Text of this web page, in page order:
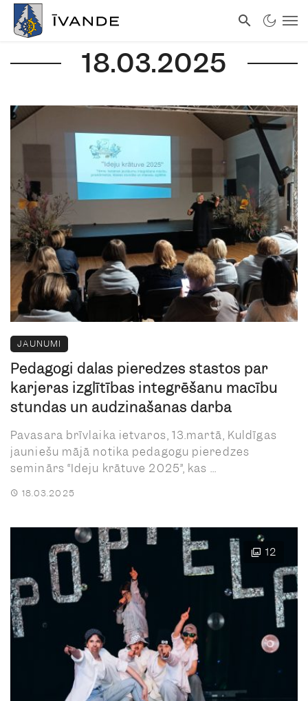
18.03.2025
JAUNUMI
Pedagogi dalās pieredzes stāstos par
karjeras izglītības integrēšanu mācību
stundās un audzināšanas darbā
Pavasara brīvlaika ietvaros, 13.martā, Kuldīgas
jauniešu mājā notika pedagogu pieredzes
seminārs “Ideju krātuve 2025”, kas ...
18.03.2025
12